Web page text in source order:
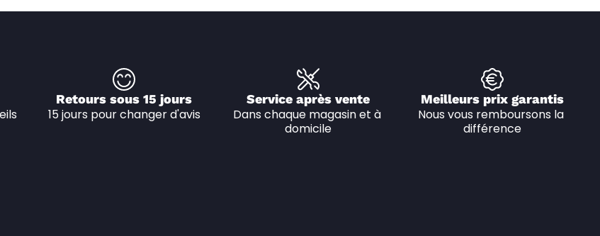
Retours sous 15 jours
15 jours pour changer d'avis
Service après vente
Dans chaque magasin et à
domicile
Meilleurs prix garantis
Nous vous remboursons la
différence